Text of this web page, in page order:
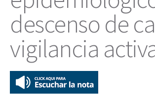
descenso de
vigilancia